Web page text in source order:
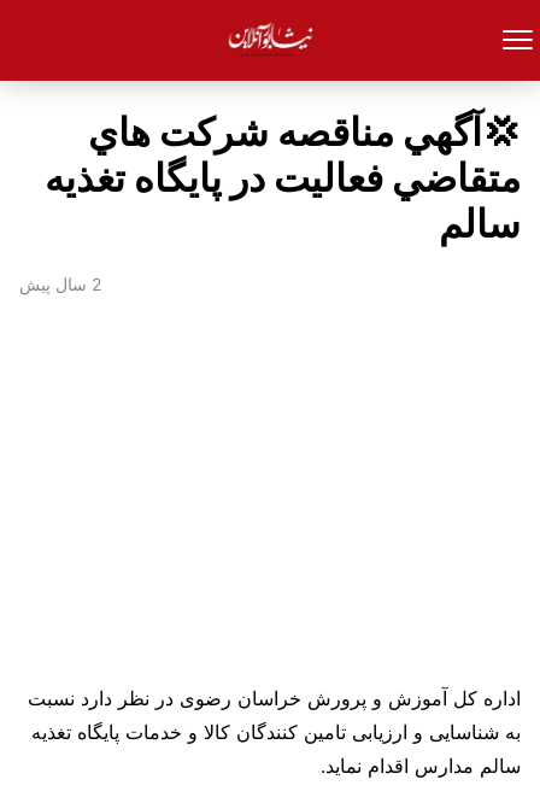
💢آگهي مناقصه شركت هاي
متقاضي فعاليت در پايگاه تغذيه
سالم
2 سال پیش
اداره کل آموزش و پرورش خراسان رضوی در نظر دارد نسبت
به شناسایی و ارزیابی تامین کنندگان کالا و خدمات پایگاه تغذیه
سالم مدارس اقدام نماید.